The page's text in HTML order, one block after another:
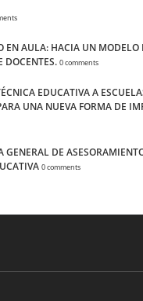
EN AULA: HACIA UN MODELO
DOCENTES. 0 comments
EDUCATIVA A
UNA NUEVA FORMA DE
GENERAL DE
0 comments